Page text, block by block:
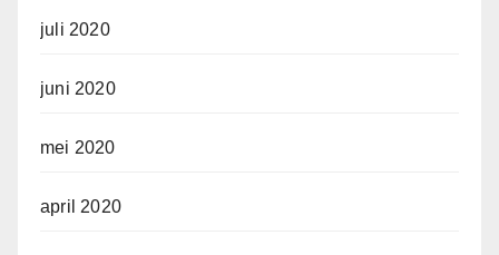
juli 2020
juni 2020
mei 2020
april 2020